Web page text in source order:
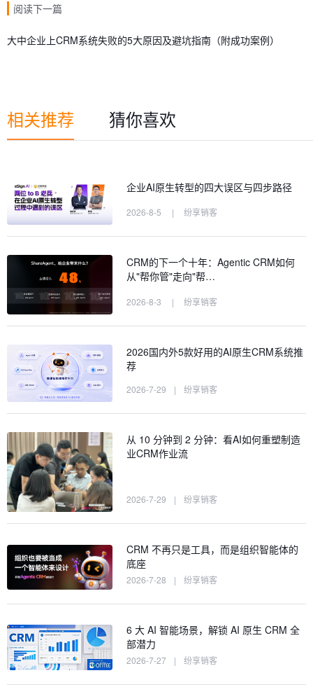
阅读下一篇
大中企业上CRM系统失败的5大原因及避坑指南（附成功案例）
相关推荐 猜你喜欢
企业AI原生转型的四大误区与四步路径
2026-8-5 | 纷享销客
CRM的下一个十年：Agentic CRM如何
从"帮你管"走向"帮…
2026-8-3 | 纷享销客
2026国内外5款好用的AI原生CRM系统推
荐
2026-7-29 | 纷享销客
从 10 分钟到 2 分钟：看AI如何重塑制造
业CRM作业流
2026-7-29 | 纷享销客
CRM 不再只是工具，而是组织智能体的
底座
2026-7-28 | 纷享销客
6 大 AI 智能场景，解锁 AI 原生 CRM 全
部潜力
2026-7-27 | 纷享销客